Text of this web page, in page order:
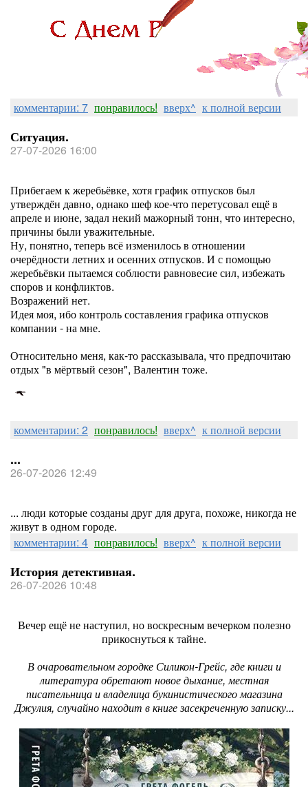
комментарии: 7 понравилось! вверх^ к полной версии
Ситуация.
27-07-2026 16:00
Прибегаем к жеребьёвке, хотя график отпусков был
утверждён давно, однако шеф кое-что перетусовал ещё в
апреле и июне, задал некий мажорный тонн, что интересно,
причины были уважительные.
Ну, понятно, теперь всё изменилось в отношении
очерёдности летних и осенних отпусков. И с помощью
жеребьёвки пытаемся соблюсти равновесие сил, избежать
споров и конфликтов.
Возражений нет.
Идея моя, ибо контроль составления графика отпусков
компании - на мне.
Относительно меня, как-то рассказывала, что предпочитаю
отдых "в мёртвый сезон", Валентин тоже.
комментарии: 2 понравилось! вверх^ к полной версии
...
26-07-2026 12:49
... люди которые созданы друг для друга, похоже, никогда не
живут в одном городе.
комментарии: 4 понравилось! вверх^ к полной версии
История детективная.
26-07-2026 10:48
Вечер ещё не наступил, но воскресным вечерком полезно
прикоснуться к тайне.
В очаровательном городке Силикон-Грейс, где книги и
литература обретают новое дыхание, местная
писательница и владелица букинистического магазина
Джулия, случайно находит в книге засекреченную записку...